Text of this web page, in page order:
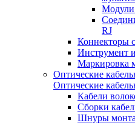
Модули
RJ
Коннекторы
Инструмент
Маркировка
Оптические
Оптические
Кабели
Сборки
Шнуры